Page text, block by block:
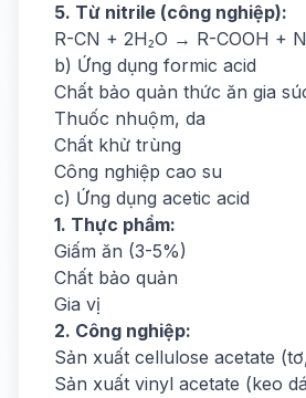
5. Từ nitrile (công nghiệp):
R-CN + 2H₂O → R-COOH +
b) Ứng dụng formic acid
Chất bảo quản thức ăn gia
Thuốc nhuộm, da
Chất khử trùng
Công nghiệp cao su
c) Ứng dụng acetic acid
1. Thực phẩm:
Giấm ăn (3-5%)
Chất bảo quản
Gia vị
2. Công nghiệp:
Sản xuất cellulose acetate
Sản xuất vinyl acetate (keo